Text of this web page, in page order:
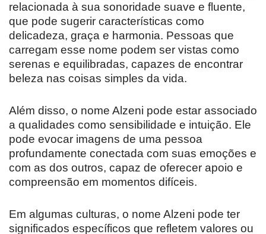
relacionada à sua sonoridade suave e fluente,
que pode sugerir características como
delicadeza, graça e harmonia. Pessoas que
carregam esse nome podem ser vistas como
serenas e equilibradas, capazes de encontrar
beleza nas coisas simples da vida.
Além disso, o nome Alzeni pode estar associado
a qualidades como sensibilidade e intuição. Ele
pode evocar imagens de uma pessoa
profundamente conectada com suas emoções e
com as dos outros, capaz de oferecer apoio e
compreensão em momentos difíceis.
Em algumas culturas, o nome Alzeni pode ter
significados específicos que refletem valores ou